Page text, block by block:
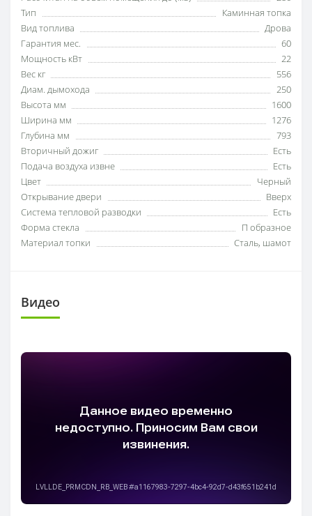
Тип
Каминная топка
Вид топлива
Дрова
Гарантия мес.
60
Мощность кВт
22
Вес кг
556
Диам. дымохода
250
Высота мм
1600
Ширина мм
1276
Глубина мм
793
Вторичный дожиг
Есть
Подача воздуха извне
Есть
Цвет
Черный
Открывание двери
Вверх
Система тепловой разводки
Есть
Форма стекла
П образное
Материал топки
Сталь, шамот
Видео